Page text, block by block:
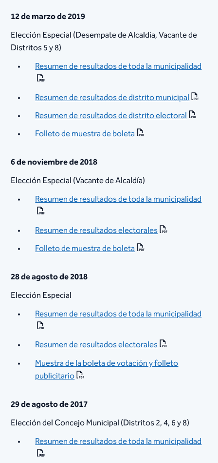
12 de marzo de 2019
Elección Especial (Desempate de Alcaldia, Vacante de
Distritos 5 y 8)
Resumen de resultados de toda la municipalidad
Resumen de resultados de distrito municipal
Resumen de resultados de distrito electoral
Folleto de muestra de boleta​
6 de noviembre de 2018
Elección Especial (Vacante de Alcaldía)
Resumen de resultados de toda la municipalidad
Resumen de resultados electorales
Folleto de muestra de boleta​
28 de agosto de 2018
Elección Especial
Resumen de resultados de toda la municipalidad
Resumen de resultados electorales
Muestra de la boleta de votación y folleto
publicitario​
29 de agosto de 2017
Elección del Concejo Municipal (Distritos 2, 4, 6 y 8)
Resumen de resultados de toda la municipalidad